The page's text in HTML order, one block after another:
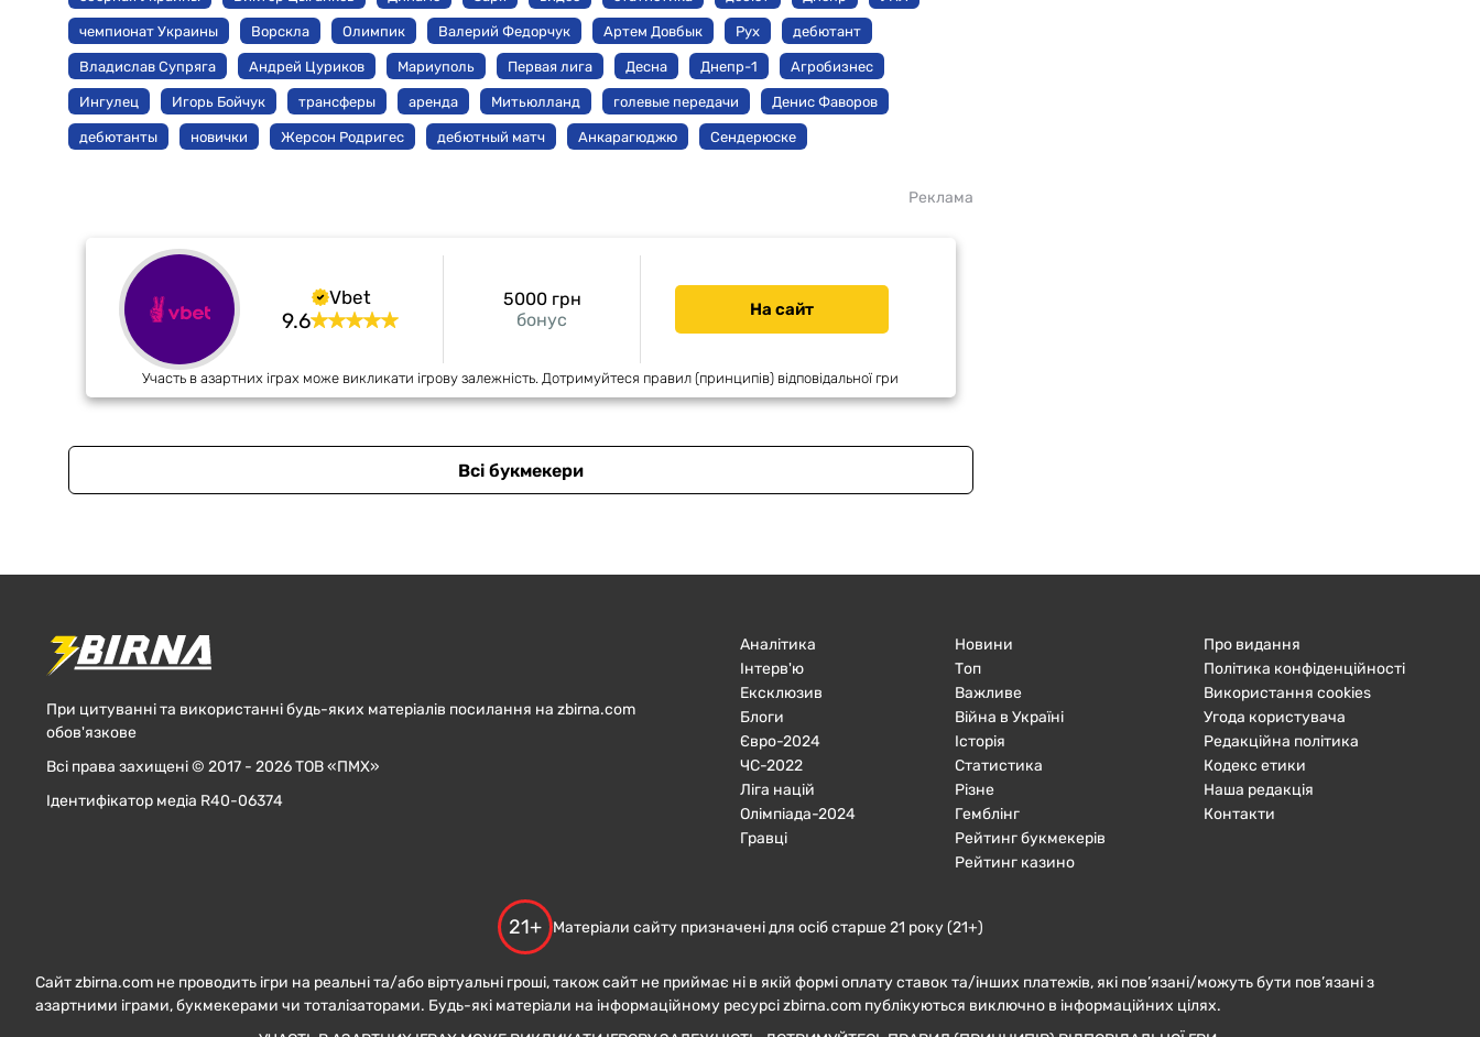
чемпионат Украины Ворскла Олимпик Валерий Федорчук Артем Довбык Рух дебютант
Владислав Супряга Андрей Цуриков Мариуполь Первая лига Десна Днепр-1 Агробизнес
Ингулец Игорь Бойчук трансферы аренда Митьюлланд голевые передачи Денис Фаворов
дебютанты новички Жерсон Родригес дебютный матч Анкарагюджю Сендерюске
Реклама
Vbet
9.6 бонус
5000 грн На сайт
Участь в азартних іграх може викликати ігрову залежність. Дотримуйтеся правил (принципів) відповідальної гри
Всі букмекери
При цитуванні та використанні будь-яких матеріалів посилання на zbirna.com
обов'язкове
Всі права захищені © 2017 - 2026 ТОВ «ПМХ»
Ідентифікатор медіа R40-06374
Аналітика
Інтерв'ю
Ексклюзив
Блоги
Євро-2024
ЧC-2022
Ліга націй
Олімпіада-2024
Гравці
Новини
Топ
Важливе
Війна в Україні
Історія
Статистика
Різне
Гемблінг
Рейтинг букмекерів
Рейтинг казино
Про видання
Політика конфіденційності
Використання cookies
Угода користувача
Редакційна політика
Кодекс етики
Наша редакція
Контакти
21+ Матеріали сайту призначені для осіб старше 21 року (21+)
Сайт zbirna.com не проводить ігри на реальні та/або віртуальні гроші, також сайт не приймає ні в якій формі оплату ставок та/інших платежів, які пов’язані/можуть бути пов’язані з
азартними іграми, букмекерами чи тоталізаторами. Будь-які матеріали на інформаційному ресурсі zbirna.com публікуються виключно в інформаційних цілях.